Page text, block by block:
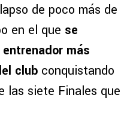
de poco más de
en el que se
más
club conquistando
las siete Finales que